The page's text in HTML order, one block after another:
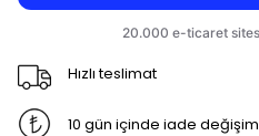
Hızlı teslimat
10 gün içinde iade değişim